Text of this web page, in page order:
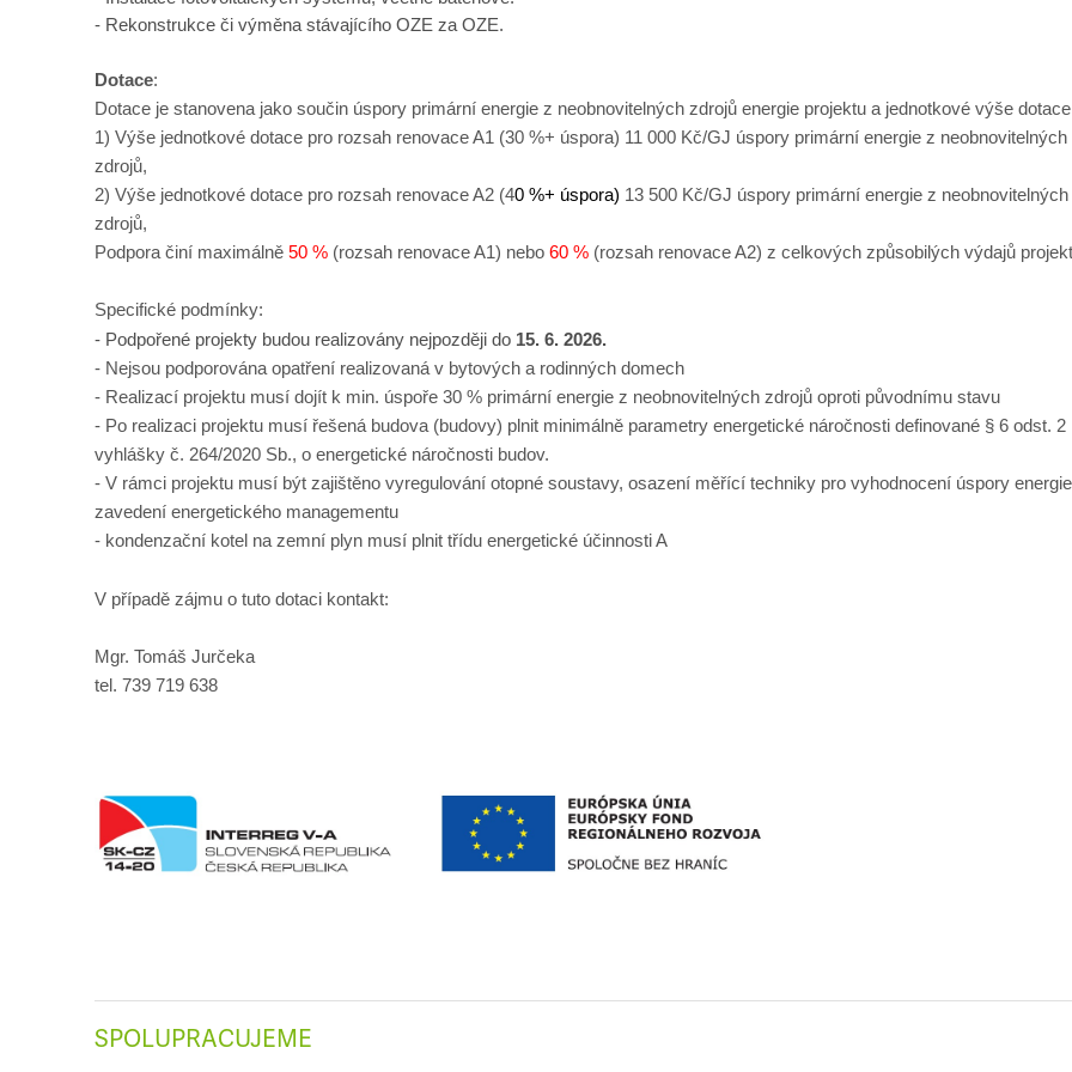
- Rekonstrukce či výměna stávajícího OZE za OZE.
Dotace:
Dotace je stanovena jako součin úspory primární energie z neobnovitelných zdrojů energie projektu a jednotkové výše
1) Výše jednotkové dotace pro rozsah renovace A1 (30 %+ úspora) 11 000 Kč/GJ úspory primární energie z neobnovitelných
zdrojů,
2) Výše jednotkové dotace pro rozsah renovace A2 (40 %+ úspora) 13 500 Kč/GJ úspory primární energie z neobnovitelných
zdrojů,
Podpora činí maximálně 50 %(rozsah renovace A1) nebo 60 %(rozsah renovace A2) z celkových způsobilých výdajů
Specifické podmínky:
- Podpořené projekty budou realizovány nejpozději do 15. 6. 2026.
- Nejsou podporována opatření realizovaná v bytových a rodinných domech
- Realizací projektu musí dojít k min. úspoře 30 % primární energie z neobnovitelných zdrojů oproti původnímu stavu
- Po realizaci projektu musí řešená budova (budovy) plnit minimálně parametry energetické náročnosti definované § 6 odst. 2
vyhlášky č. 264/2020 Sb., o energetické náročnosti budov.
- V rámci projektu musí být zajištěno vyregulování otopné soustavy, osazení měřící techniky pro vyhodnocení úspory
zavedení energetického managementu
- kondenzační kotel na zemní plyn musí plnit třídu energetické účinnosti A
V případě zájmu o tuto dotaci kontakt:
Mgr. Tomáš Jurčeka
tel. 739 719 638
SPOLUPRACUJEME